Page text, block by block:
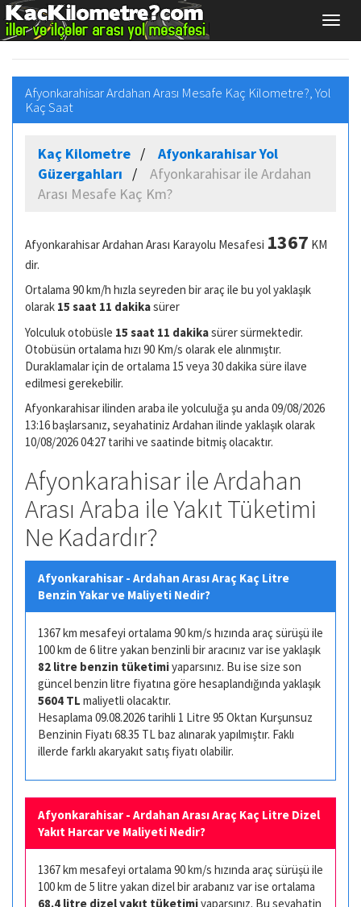
Afyonkarahisar Ardahan Arası Mesafe Kaç Kilometre?, Yol
Kaç Saat
Kaç Kilometre
Afyonkarahisar Yol
Güzergahları
Afyonkarahisar ile Ardahan
Arası Mesafe Kaç Km?
Afyonkarahisar Ardahan Arası Karayolu Mesafesi 1367 KM
dir.
Ortalama 90 km/h hızla seyreden bir araç ile bu yol yaklaşık
olarak 15 saat 11 dakikasürer
Yolculuk otobüsle 15 saat 11 dakikasürer sürmektedir.
Otobüsün ortalama hızı 90 Km/s olarak ele alınmıştır.
Duraklamalar için de ortalama 15 veya 30 dakika süre ilave
edilmesi gerekebilir.
Afyonkarahisar ilinden araba ile yolculuğa şu anda 09/08/2026
13:16 başlarsanız, seyahatiniz Ardahan ilinde yaklaşık olarak
10/08/2026 04:27 tarihi ve saatinde bitmiş olacaktır.
Afyonkarahisar ile Ardahan
Arası Araba ile Yakıt Tüketimi
Ne Kadardır?
Afyonkarahisar - Ardahan Arası Araç Kaç Litre
Benzin Yakar ve Maliyeti Nedir?
1367 km mesafeyi ortalama 90 km/s hızında araç sürüşü ile
100 km de 6 litre yakan benzinli bir aracınız var ise yaklaşık
82 litre benzin tüketimiyaparsınız. Bu ise size son
güncel benzin litre fiyatına göre hesaplandığında yaklaşık
5604 TL maliyetli olacaktır.
Hesaplama 09.08.2026 tarihli 1 Litre 95 Oktan Kurşunsuz
Benzinin Fiyatı 68.35 TL baz alınarak yapılmıştır. Faklı
illerde farklı akaryakıt satış fiyatı olabilir.
Afyonkarahisar - Ardahan Arası Araç Kaç Litre Dizel
Yakıt Harcar ve Maliyeti Nedir?
1367 km mesafeyi ortalama 90 km/s hızında araç sürüşü ile
100 km de 5 litre yakan dizel bir arabanız var ise ortalama
68.4 litre dizel yakıt tüketimiyaparsınız. Bu seyahatin